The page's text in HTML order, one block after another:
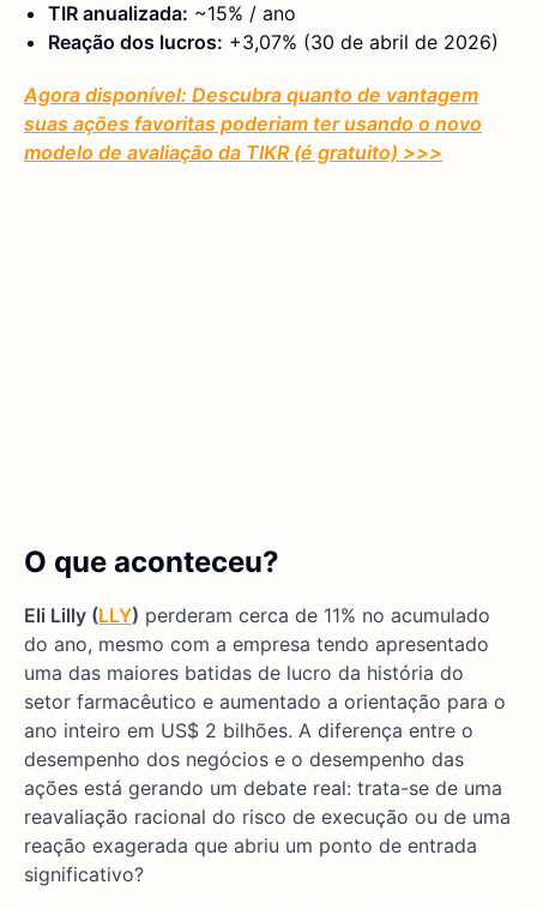
TIR anualizada: ~15% / ano
Reação dos lucros: +3,07% (30 de abril de 2026)
Agora disponível: Descubra quanto de vantagem
suas ações favoritas poderiam ter usando o novo
modelo de avaliação da TIKR (é gratuito) >>>
O que aconteceu?
Eli Lilly (LLY) perderam cerca de 11% no acumulado
do ano, mesmo com a empresa tendo apresentado
uma das maiores batidas de lucro da história do
setor farmacêutico e aumentado a orientação para o
ano inteiro em US$ 2 bilhões. A diferença entre o
desempenho dos negócios e o desempenho das
ações está gerando um debate real: trata-se de uma
reavaliação racional do risco de execução ou de uma
reação exagerada que abriu um ponto de entrada
significativo?